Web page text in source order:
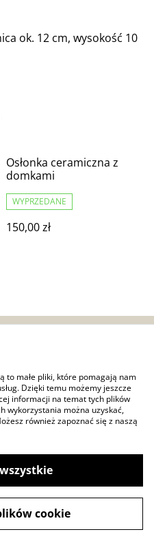
ok. 12 cm, wysokość 10
Osłonka ceramiczna z
domkami
WYPRZEDANE
150,00 zł
cookie
i papier
powered by
to małe pliki, które pomagają nam
Dzięki temu możemy jeszcze
informacji na temat tych plików
wykorzystania można uzyskać,
również zapoznać się z naszą
cookie